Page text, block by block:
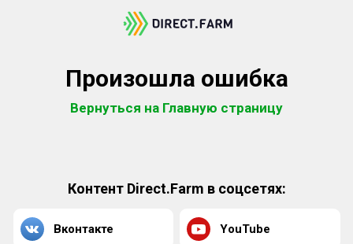
Произошла ошибка
Вернуться на Главную страницу
Контент Direct.Farm в соцсетях:
Вконтакте YouTube